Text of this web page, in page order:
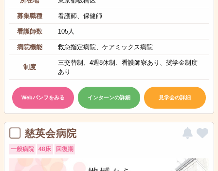
募集職種 看護師、保健師
看護師数 105人
病院機能 救急指定病院、ケアミックス病院
制度
三交替制、4週8休制、看護師寮あり、奨学金制度
あり
Webパンフをみる インターンの詳細 見学会の詳細
慈英会病院
一般病院 48床 回復期